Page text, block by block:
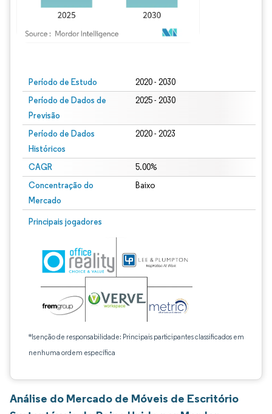
Período de Estudo 2020 - 2030
Período de Dados de
Previsão
2025 - 2030
Período de Dados
Históricos
2020 - 2023
CAGR 5.00%
Concentração do
Mercado
Baixo
Principais jogadores
*Isenção de responsabilidade: Principais participantes classificados em
nenhuma ordem específica
Análise do Mercado de Móveis de Escritório